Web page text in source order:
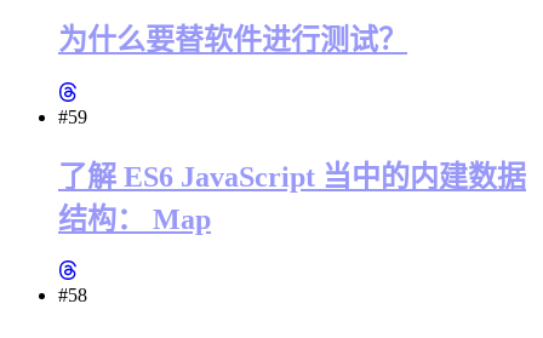
为什么要替软件进行测试？
#59
了解 ES6 JavaScript 当中的内建数据
结构： Map
#58